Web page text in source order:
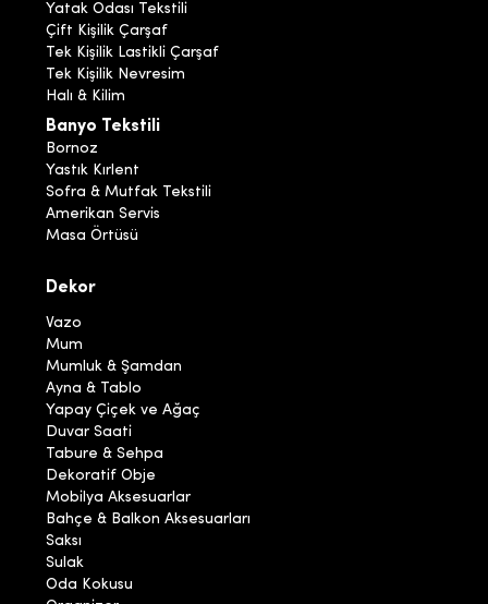
Yatak Odası Tekstili
Çift Kişilik Çarşaf
Tek Kişilik Lastikli Çarşaf
Tek Kişilik Nevresim
Halı & Kilim
Banyo Tekstili
Bornoz
Yastık Kırlent
Sofra & Mutfak Tekstili
Amerikan Servis
Masa Örtüsü
Dekor
Vazo
Mum
Mumluk & Şamdan
Ayna & Tablo
Yapay Çiçek ve Ağaç
Duvar Saati
Tabure & Sehpa
Dekoratif Obje
Mobilya Aksesuarlar
Bahçe & Balkon Aksesuarları
Saksı
Sulak
Oda Kokusu